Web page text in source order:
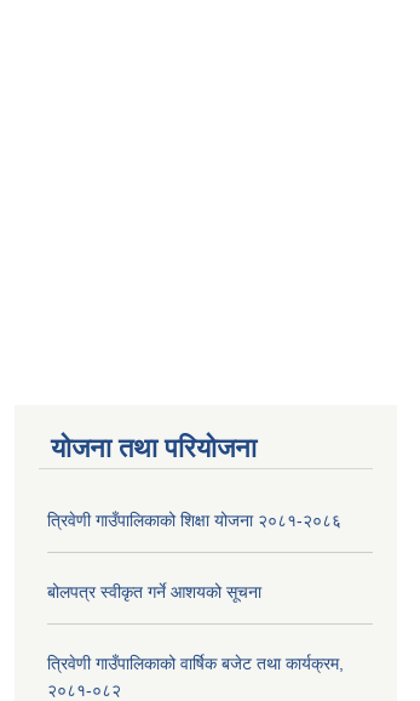
योजना तथा परियोजना
त्रिवेणी गाउँपालिकाको शिक्षा योजना २०८१-२०८६
बोलपत्र स्वीकृत गर्ने आशयको सूचना
त्रिवेणी गाउँपालिकाको वार्षिक बजेट तथा कार्यक्रम,
२०८१-०८२